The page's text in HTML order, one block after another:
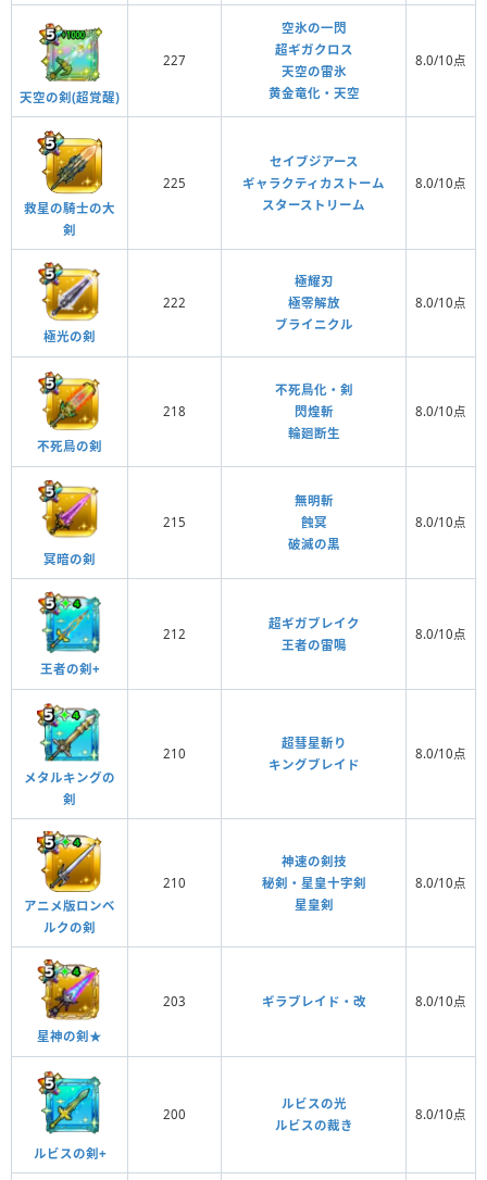
天空の剣(超覚醒)
227
空氷の一閃
超ギガクロス
天空の雷氷
黄金竜化・天空
8.0/10点
救星の騎士の大
剣
225
セイブジアース
ギャラクティカストーム
スターストリーム
8.0/10点
極光の剣
222
極耀刃
極零解放
ブライニクル
8.0/10点
不死鳥の剣
218
不死鳥化・剣
閃煌斬
輪廻断生
8.0/10点
冥暗の剣
215
無明斬
蝕冥
破滅の黒
8.0/10点
王者の剣+
212
超ギガブレイク
王者の雷鳴
8.0/10点
メタルキングの
剣
210
超彗星斬り
キングブレイド
8.0/10点
アニメ版ロンベ
ルクの剣
210
神速の剣技
秘剣・星皇十字剣
星皇剣
8.0/10点
星神の剣★
203 ギラブレイド・改 8.0/10点
ルビスの剣+
200
ルビスの光
ルビスの裁き
8.0/10点